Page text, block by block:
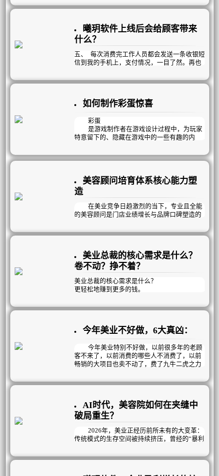
动存储，再也不用担心电脑损坏，中病毒，停
2、 采用五层加密方式，全方位保障数据
安全，我们甚至做到了对使用权限，使用设
备，使用时间进行加密；每个员工的访问内
容，访问时间，使用设备都能严格管控。
惯，优化了库房管理模式，你将拥有两个库房
4、我们不但提供了美容院常用的收银系
统，库房系统，工资系统等；我们还提供了美
容院特有的流程化管理方式，包括顾客接待流
程，员工工作流程，流程化的活动流程等；用
还为你提供了相应的制度和流程管理模式。对
老板而言，只需要订出相应的制度，保证执行
曦玥软件上线后会给顾客带来
什么？
五、 每次消费完工作人员都会发送一条收银短
信到我的手机上，支付情况，一目了然。再也
七、 每次服务我都要在玥信平台，针对本次
为我服务的项目和员工做满意度评价，不满意
也可以直接投诉了，再也不担心无处反馈意见
了。
八、 有了自己的玥信平台，我可随时查看自
己的会员卡余额，疗程使用情况，积分，代金
方便。
如何制作彩蛋惊喜
彩蛋
是游戏制作者在游戏设计过程中，为玩家
特意留下的、隐藏在游戏中的一些有趣的内
才会被发现，彩蛋的乐趣就在惊喜。
力，当她发现彩蛋的惊喜，远远大于你直接告
诉她带来的刺激。
美容顾问培育体系核心能力塑
造
在美业竞争日趋激烈的当下，专业且全能
的美容顾问是门店业绩增长与品牌口碑塑造的
美业总裁的核心需求是什么？
卷不动？挣不着？
美业总裁的核心需求是什么？
更轻松地赚到更多的钱‌。
但靠短期促销和价格战，无非是透支未来业
真正的破局之道，在于构建可持续的自循环盈
利模式！
今年美业不好做，6大真凶：
今年美业特别不好做，以前很多年的老顾
客不来了，以前消费的哪些人不消费了，以前
畅销的大项目也卖不动了，费了九牛二虎之力
了，有质量的新客没有了……是什么导致的？
几个方面：
AI时代，美容院如何在夹缝中
破局重生？
2026年，美业正经历前所未有的大变革：
传统模式的生存空间被持续挤压，曾经的“暴利
现实。美容院老板们陷入了越努力越焦虑的怪